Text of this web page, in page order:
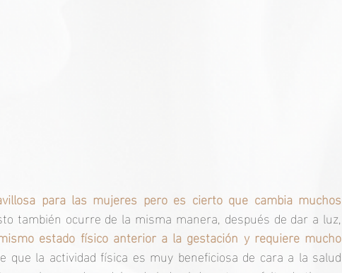
para las mujeres pero es cierto que cambia muchos
también ocurre de la misma manera, después de dar a luz,
estado físico anterior a la gestación y requiere mucho
que la actividad física es muy beneficiosa de cara a la salud